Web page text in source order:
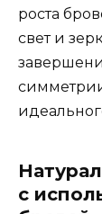
роста
cвeт и
с